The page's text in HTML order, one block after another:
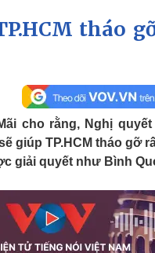
Thể thao
Lịch thi đấu bóng đá
Thế giới thể thao
eSports
Văn hóa
Sân khấu - Điện ảnh
Văn học
tháo
cho rằng, Nghị
giúp TP.HCM tháo gỡ
giải quyết như Bình